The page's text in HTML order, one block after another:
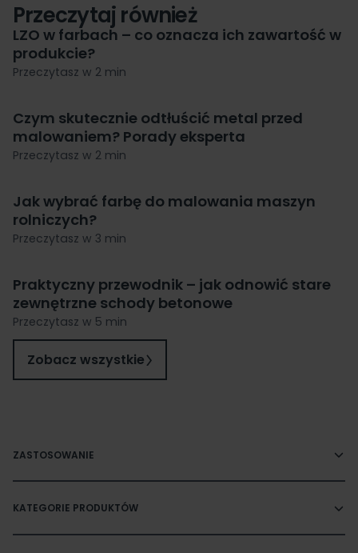
Przeczytaj również
LZO w farbach – co oznacza ich zawartość w
produkcie?
Przeczytasz w 2 min
Czym skutecznie odtłuścić metal przed
malowaniem? Porady eksperta
Przeczytasz w 2 min
Jak wybrać farbę do malowania maszyn
rolniczych?
Przeczytasz w 3 min
Praktyczny przewodnik – jak odnowić stare
zewnętrzne schody betonowe
Przeczytasz w 5 min
Zobacz wszystkie
ZASTOSOWANIE
KATEGORIE PRODUKTÓW